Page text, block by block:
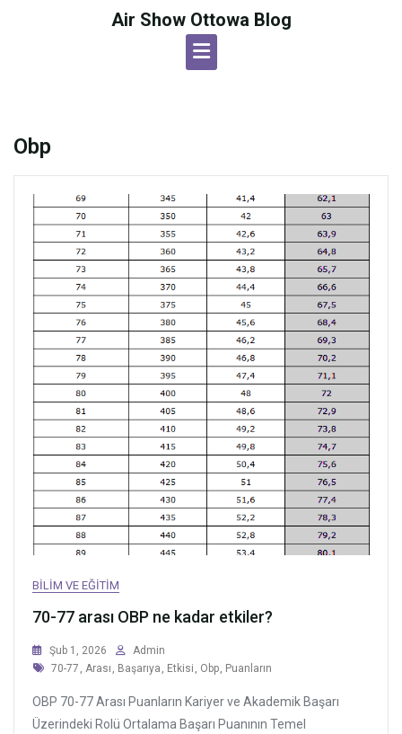
Air Show Ottowa Blog
Obp
BILIM VE EĞITIM
70-77 arası OBP ne kadar etkiler?
Şub 1, 2026
Admin
Tags
70-77 , Arası , Başarıya , Etkisi , Obp, Puanların
OBP 70-77 Arası Puanların Kariyer ve Akademik Başarı
Üzerindeki Rolü Ortalama Başarı Puanının Temel